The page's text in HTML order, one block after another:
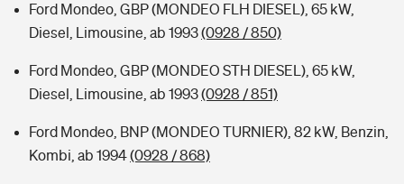
Ford Mondeo, GBP (MONDEO FLH DIESEL), 65 kW,
Diesel, Limousine, ab 1993(0928 / 850)
Ford Mondeo, GBP (MONDEO STH DIESEL), 65 kW,
Diesel, Limousine, ab 1993(0928 / 851)
Ford Mondeo, BNP (MONDEO TURNIER), 82 kW, Benzin,
Kombi, ab 1994(0928 / 868)